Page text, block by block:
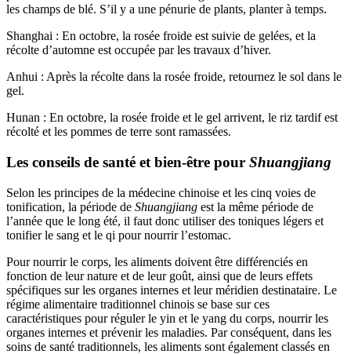
les champs de blé. S’il y a une pénurie de plants, planter à temps.
Shanghai : En octobre, la rosée froide est suivie de gelées, et la
récolte d’automne est occupée par les travaux d’hiver.
Anhui : Après la récolte dans la rosée froide, retournez le sol dans le
gel.
Hunan : En octobre, la rosée froide et le gel arrivent, le riz tardif est
récolté et les pommes de terre sont ramassées.
Les conseils de santé et bien-être pour Shuangjiang
Selon les principes de la médecine chinoise et les cinq voies de
tonification, la période de Shuangjiang est la même période de
l’année que le long été, il faut donc utiliser des toniques légers et
tonifier le sang et le qi pour nourrir l’estomac.
Pour nourrir le corps, les aliments doivent être différenciés en
fonction de leur nature et de leur goût, ainsi que de leurs effets
spécifiques sur les organes internes et leur méridien destinataire. Le
régime alimentaire traditionnel chinois se base sur ces
caractéristiques pour réguler le yin et le yang du corps, nourrir les
organes internes et prévenir les maladies. Par conséquent, dans les
soins de santé traditionnels, les aliments sont également classés en